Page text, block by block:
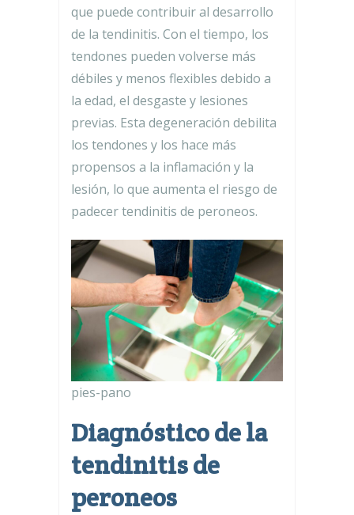
que puede contribuir al desarrollo
de la tendinitis. Con el tiempo, los
tendones pueden volverse más
débiles y menos flexibles debido a
la edad, el desgaste y lesiones
previas. Esta degeneración debilita
los tendones y los hace más
propensos a la inflamación y la
lesión, lo que aumenta el riesgo de
padecer tendinitis de peroneos.
pies-pano
Diagnóstico de la
tendinitis de
peroneos